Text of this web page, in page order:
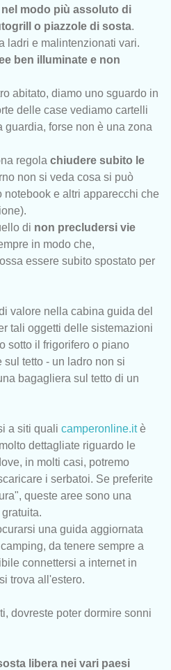
modo più assoluto di
o piazzole di sosta.
ladri e malintenzionati vari.
ben illuminate e non
abitato, diamo uno sguardo in
delle case vediamo cartelli
guardia, forse non è una zona
regola chiudere subito le
non si veda cosa si può
notebook e altri apparecchi che
di non precludersi vie
in modo che,
essere subito spostato per
valore nella cabina guida del
tali oggetti delle sistemazioni
sotto il frigorifero o piano
tetto - un ladro non si
bagagliera sul tetto di un
a siti quali camperonline.itè
dettagliate riguardo le
in molti casi, potremo
i serbatoi. Se preferite
queste aree sono una
una guida aggiornata
da tenere sempre a
connettersi a internet in
trova all'estero.
dovreste poter dormire sonni
libera nei vari paesi